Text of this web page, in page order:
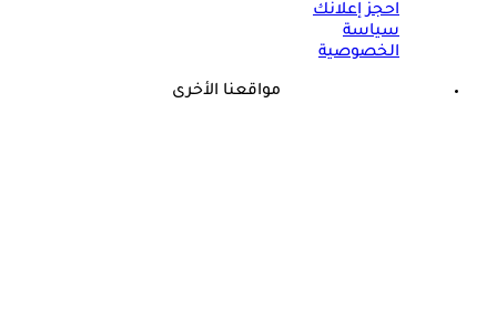
احجز إعلانك
سياسة
الخصوصية
مواقعنا الأخرى